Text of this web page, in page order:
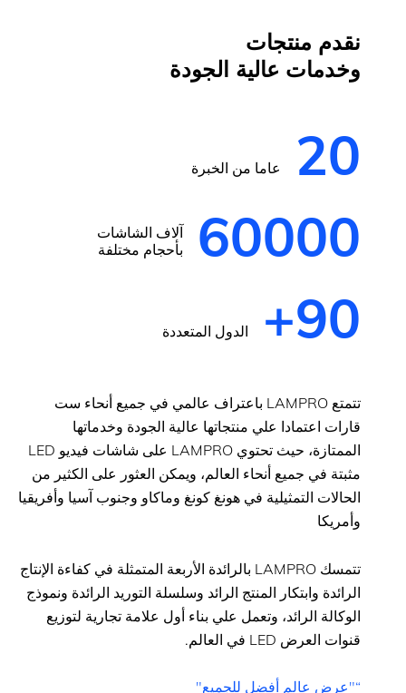
نقدم منتجات
وخدمات عالية الجودة
20 عاما من الخبرة
60000
آلاف الشاشات
بأحجام مختلفة
90
+ الدول المتعددة
تتمتع LAMPRO باعتراف عالمي في جميع أنحاء ست
قارات اعتمادا علي منتجاتها عالية الجودة وخدماتها
الممتازة، حيث تحتوي LAMPRO على شاشات فيديو LED
مثبتة في جميع أنحاء العالم، ويمكن العثور على الكثير من
الحالات التمثيلية في هونغ كونغ وماكاو وجنوب آسيا وأفريقيا
وأمريكا
تتمسك LAMPRO بالرائدة الأربعة المتمثلة في كفاءة الإنتاج
الرائدة وابتكار المنتج الرائد وسلسلة التوريد الرائدة ونموذج
الوكالة الرائد، وتعمل علي بناء أول علامة تجارية لتوزيع
قنوات العرض LED في العالم.
“"عرض عالم أفضل للجميع"